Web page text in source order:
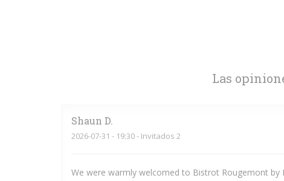
Las
Shaun D
2026-07-31 - 19:30 - Invitados 2
We were warmly welcomed to Bistrot Rougemont